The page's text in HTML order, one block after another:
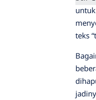
untuk
teks